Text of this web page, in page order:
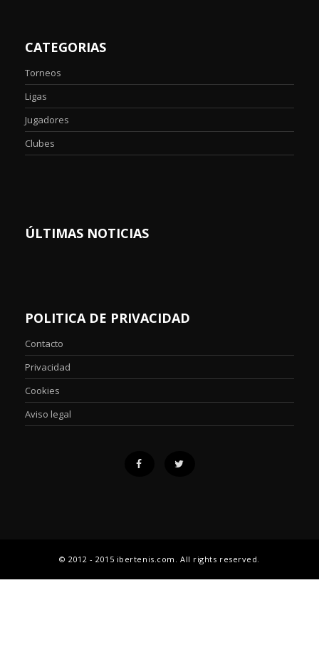
CATEGORIAS
Torneos
Ligas
Jugadores
Clubes
ÚLTIMAS NOTICIAS
POLITICA DE PRIVACIDAD
Contacto
Privacidad
Cookies
Aviso legal
© 2012 - 2015 ibertenis.com. All rights reserved.